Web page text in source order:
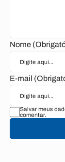
Nome
E-mail
Salvar meus
comentar.